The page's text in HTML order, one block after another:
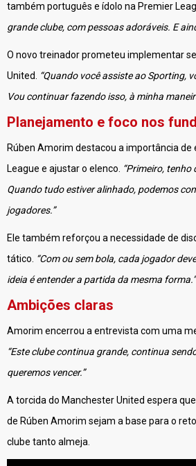
também português e ídolo na Premier
grande clube, com pessoas adoráveis. E
O novo treinador prometeu implementar
United.
“Quando você assiste ao Sporting,
Vou continuar fazendo isso, à minha
Planejamento e foco nos
Rúben Amorim destacou a importância de
League e ajustar o elenco. “Primeiro, tenho
Quando tudo estiver alinhado, podemos
jogadores.”
Ele também reforçou a necessidade de
tático. “Com ou sem bola, cada jogador
ideia é entender a partida da mesma forma.”
Ambições claras
Amorim encerrou a entrevista com uma
“Este clube continua grande, continua
queremos vencer.”
A torcida do Manchester United espera
de Rúben Amorim sejam a base para o
clube tanto almeja.